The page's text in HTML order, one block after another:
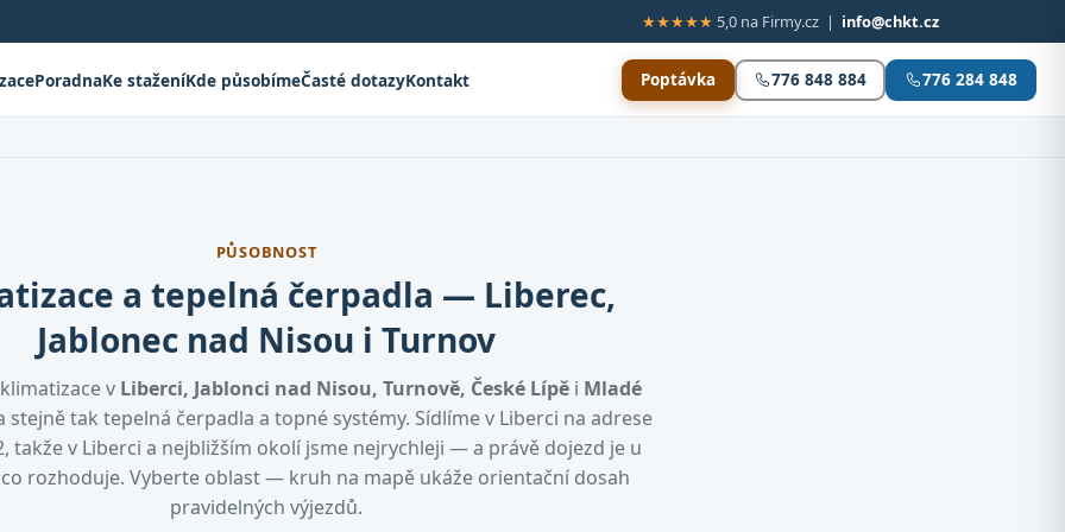
★★★★★ 5,0 na Firmy.cz | info@chkt.cz
PoradnaKe staženíKde působímeČasté dotazyKontakt Poptávka 776 848 884 776 284 848
PŮSOBNOST
a tepelná čerpadla — Liberec,
Jablonec nad Nisou i Turnov
v Liberci, Jablonci nad Nisou, Turnově, České Lípě i Mladé
tak tepelná čerpadla a topné systémy. Sídlíme v Liberci na adrese
takže v Liberci a nejbližším okolí jsme nejrychleji — a právě dojezd je u
rozhoduje. Vyberte oblast — kruh na mapě ukáže orientační dosah
pravidelných výjezdů.